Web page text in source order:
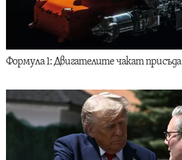
Формула 1: Двигателите чакат присъда